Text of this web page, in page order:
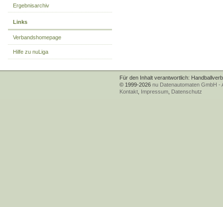
Ergebnisarchiv
Links
Verbandshomepage
Hilfe zu nuLiga
Für den Inhalt verantwortlich:
© 1999-2026 nu Datenautomaten GmbH -
Kontakt Impressum Datenschutz